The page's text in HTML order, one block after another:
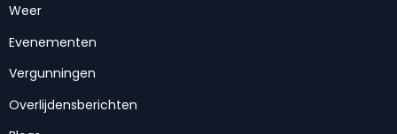
Weer
Evenementen
Vergunningen
Overlijdensberichten